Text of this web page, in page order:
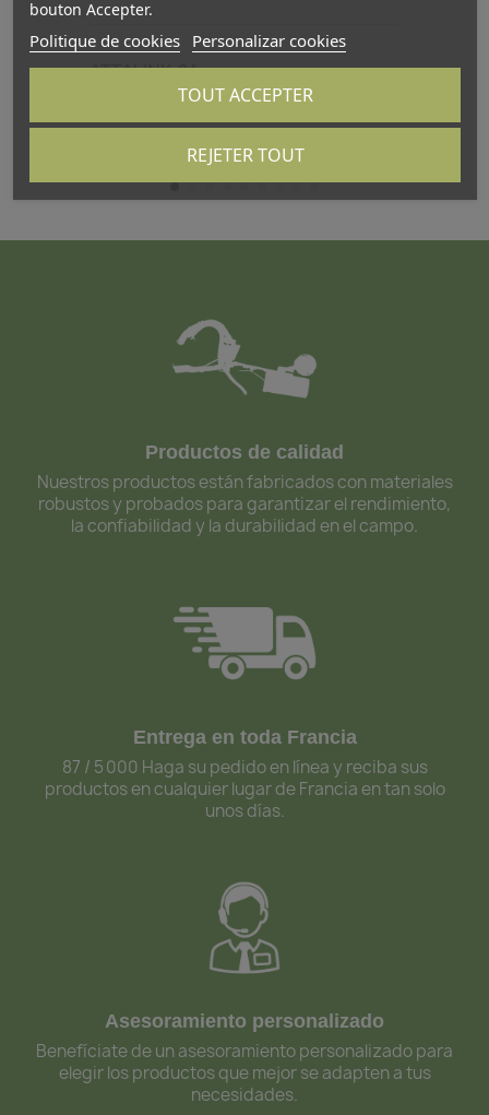
ATTALINK-3A
Productos de calidad
Nuestros productos están fabricados con materiales
robustos y probados para garantizar el rendimiento,
la confiabilidad y la durabilidad en el campo.
Entrega en toda Francia
87 / 5 000 Haga su pedido en línea y reciba sus
productos en cualquier lugar de Francia en tan solo
unos días.
Asesoramiento personalizado
Benefíciate de un asesoramiento personalizado para
elegir los productos que mejor se adapten a tus
necesidades.
bouton Accepter.
Politique de cookies Personalizar cookies
REJETER TOUT
TOUT ACCEPTER